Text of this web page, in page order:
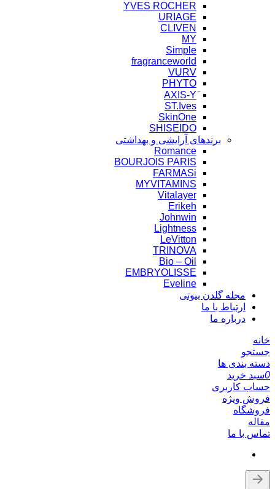
YVES ROCHER
URIAGE
CLIVEN
MY
Simple
fragranceworld
VURV
PHYTO
ST.Ives
SkinOne
SHISEIDO
برندهای آرایشی و بهداشتی
Romance
BOURJOIS PARIS
FARMASi
MYVITAMINS
Vitalayer
Erikeh
Johnwin
Lightness
LeVitton
TRINOVA
Bio – Oil
EMBRYOLISSE
Eveline
مجله گلدن بیوتی
ارتباط با ما
درباره ما
خانه
جستجو
دسته بندی ها
0سبد خرید
حساب کاربری
فروش ویژه
فروشگاه
مقاله
تماس با ما